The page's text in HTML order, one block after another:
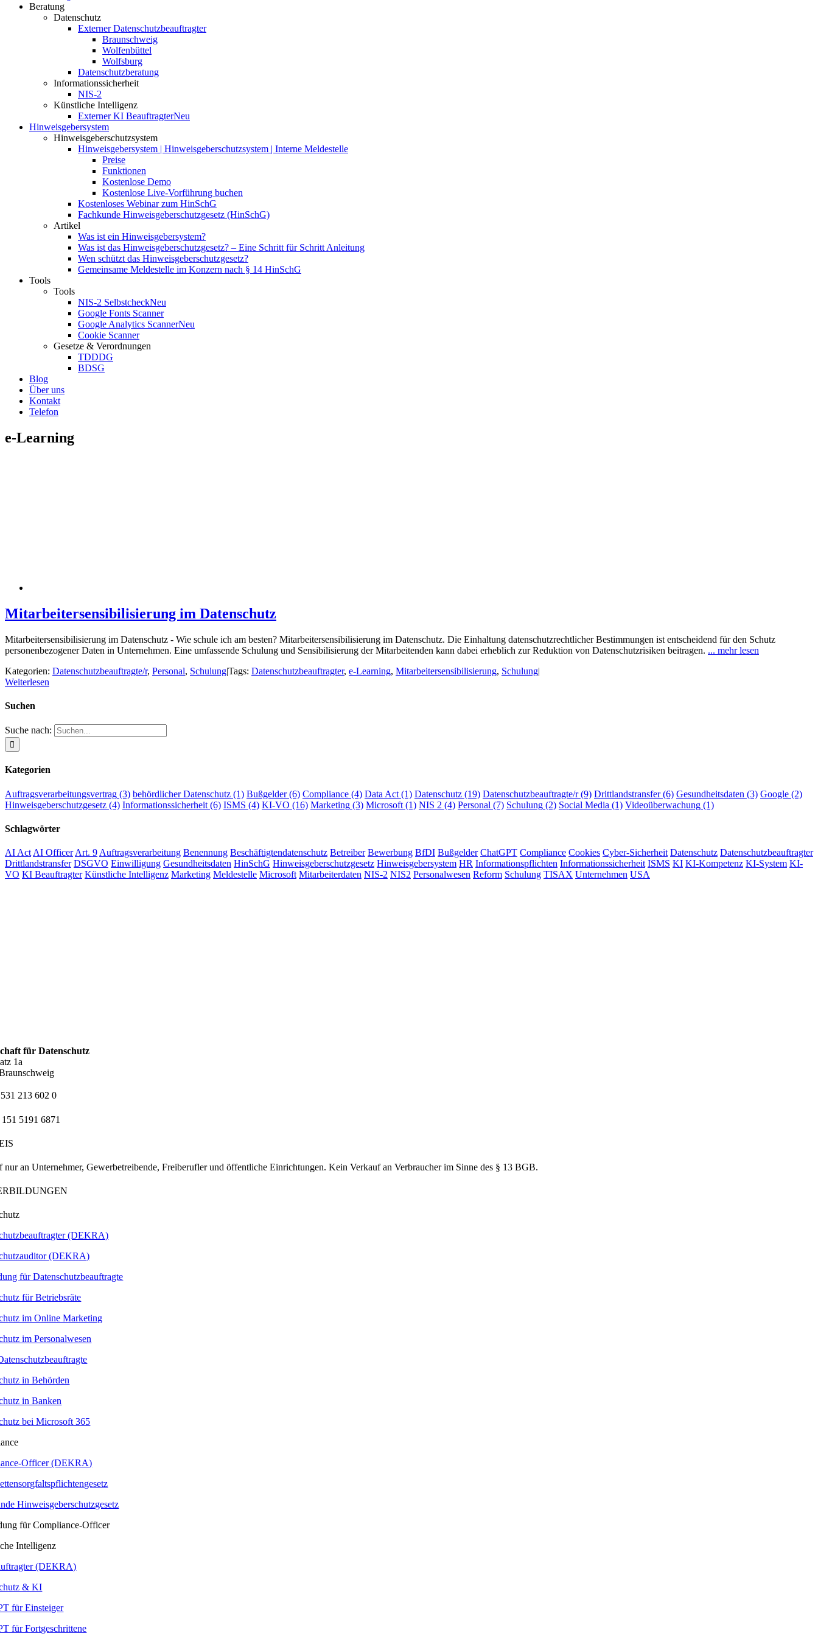
Beratung
Datenschutz
Externer Datenschutzbeauftragter
Braunschweig
Wolfenbüttel
Wolfsburg
Datenschutzberatung
Informationssicherheit
NIS-2
Künstliche Intelligenz
Externer KI BeauftragterNeu
Hinweisgebersystem
Hinweisgeberschutzsystem
Hinweisgebersystem | Hinweisgeberschutzsystem | Interne Meldestelle
Preise
Funktionen
Kostenlose Demo
Kostenlose Live-Vorführung buchen
Kostenloses Webinar zum HinSchG
Fachkunde Hinweisgeberschutzgesetz (HinSchG)
Artikel
Was ist ein Hinweisgebersystem?
Was ist das Hinweisgeberschutzgesetz? – Eine Schritt für Schritt Anleitung
Wen schützt das Hinweisgeberschutzgesetz?
Gemeinsame Meldestelle im Konzern nach § 14 HinSchG
Tools
Tools
NIS-2 SelbstcheckNeu
Google Fonts Scanner
Google Analytics ScannerNeu
Cookie Scanner
Gesetze & Verordnungen
TDDDG
BDSG
Blog
Über uns
Kontakt
Telefon
e-Learning
Mitarbeitersensibilisierung im Datenschutz
Mitarbeitersensibilisierung im Datenschutz - Wie schule ich am besten? Mitarbeitersensibilisierung im Datenschutz. Die Einhaltung datenschutzrechtlicher Bestimmungen ist entscheidend für den Schutz
personenbezogener Daten in Unternehmen. Eine umfassende Schulung und Sensibilisierung der Mitarbeitenden kann dabei erheblich zur Reduktion von Datenschutzrisiken beitragen. ... mehr lesen
Kategorien: Datenschutzbeauftragte/r, Personal, Schulung|Tags: Datenschutzbeauftragter, e-Learning, Mitarbeitersensibilisierung, Schulung|
Weiterlesen
Suchen
Suche nach:
Kategorien
Auftragsverarbeitungsvertrag (3) behördlicher Datenschutz (1) Bußgelder(6) Compliance (4) Data Act (1) Datenschutz (19) Datenschutzbeauftragte/r(9) Drittlandstransfer(6) Gesundheitsdaten (3) Google (2)
Hinweisgeberschutzgesetz (4) Informationssicherheit (6) ISMS (4) KI-VO (16) Marketing (3) Microsoft (1) NIS 2 (4) Personal (7) Schulung (2) Social Media (1) Videoüberwachung (1)
Schlagwörter
AI Act AI Officer Art. 9 Auftragsverarbeitung Benennung Beschäftigtendatenschutz Betreiber Bewerbung BfDI Bußgelder ChatGPT Compliance Cookies Cyber-Sicherheit Datenschutz Datenschutzbeauftragter
Drittlandstransfer DSGVO Einwilligung Gesundheitsdaten HinSchG Hinweisgeberschutzgesetz Hinweisgebersystem HR Informationspflichten Informationssicherheit ISMS KI KI-Kompetenz KI-System KI-
VO KI Beauftragter Künstliche Intelligenz Marketing Meldestelle Microsoft Mitarbeiterdaten NIS-2 NIS2 Personalwesen Reform Schulung TISAX Unternehmen USA
für Datenschutz
1a
213 602 0
5191 6871
nur an Unternehmer, Gewerbetreibende, Freiberufler und öffentliche Einrichtungen. Kein Verkauf an Verbraucher im Sinne des § 13 BGB.
(DEKRA)
(DEKRA)
für Datenschutzbeauftragte
für Betriebsräte
im Online Marketing
im Personalwesen
in Behörden
in Banken
bei Microsoft 365
Officer (DEKRA)
Hinweisgeberschutzgesetz
für Compliance-Officer
Intelligenz
(DEKRA)
& KI
für Einsteiger
für Fortgeschrittene